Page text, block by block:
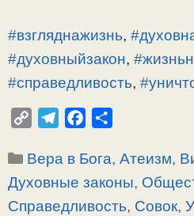
#взгляднажизнь,
#духовныйзакон,
#справедливость,
p
y
l
e
c
e
р
Рубрики
Вера в Бога, Атеизм,
Духовные законы,
Справедливость, Совок,